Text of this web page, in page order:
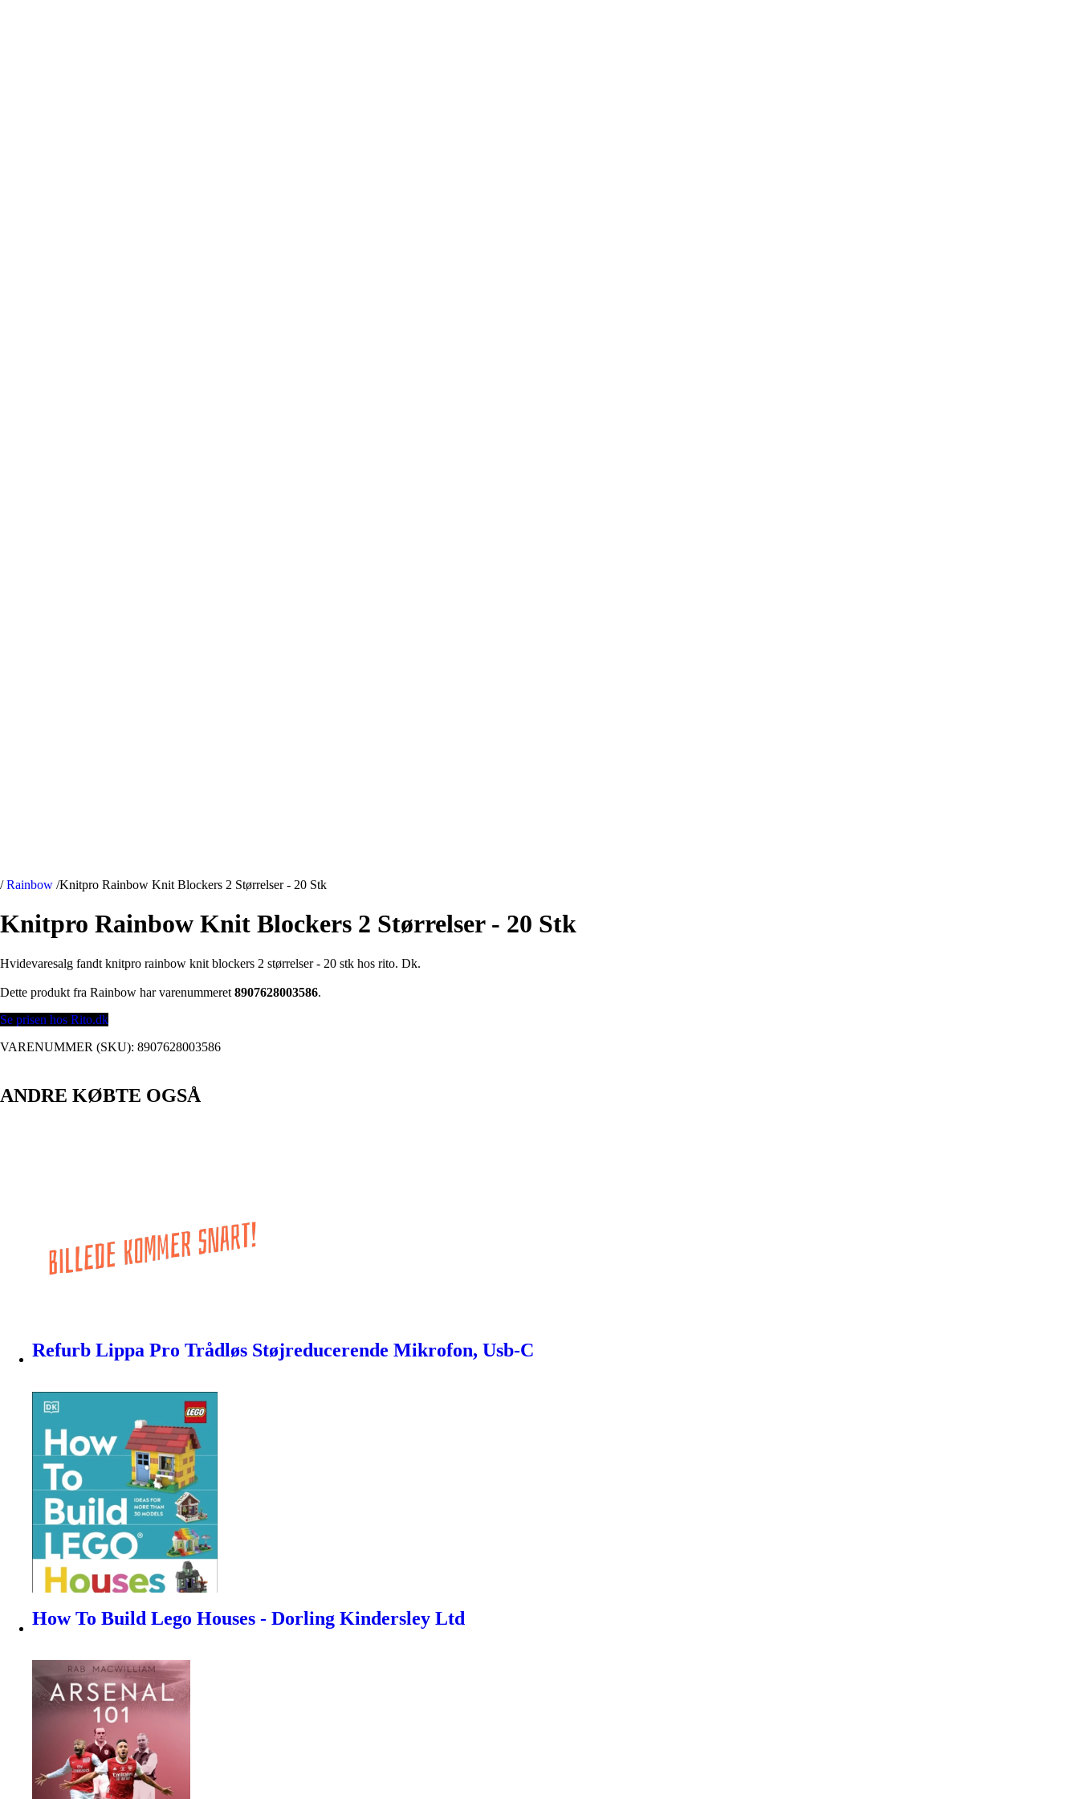
/ Rainbow /Knitpro Rainbow Knit Blockers 2 Størrelser - 20 Stk
Knitpro Rainbow Knit Blockers 2 Størrelser - 20 Stk
Hvidevaresalg fandt knitpro rainbow knit blockers 2 størrelser - 20 stk hos rito. Dk.
Dette produkt fra Rainbow har varenummeret 8907628003586.
Se prisen hos Rito.dk
VARENUMMER (SKU): 8907628003586
ANDRE KØBTE OGSÅ
Refurb Lippa Pro Trådløs Støjreducerende Mikrofon, Usb-C
How To Build Lego Houses - Dorling Kindersley Ltd